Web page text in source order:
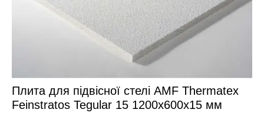
Плита для підвісної стелі AMF Thermatex
Feinstratos Tegular 15 1200x600x15 мм